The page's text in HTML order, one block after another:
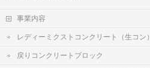
事業内容
レディーミクストコンクリート（生コン）
戻りコンクリートブロック